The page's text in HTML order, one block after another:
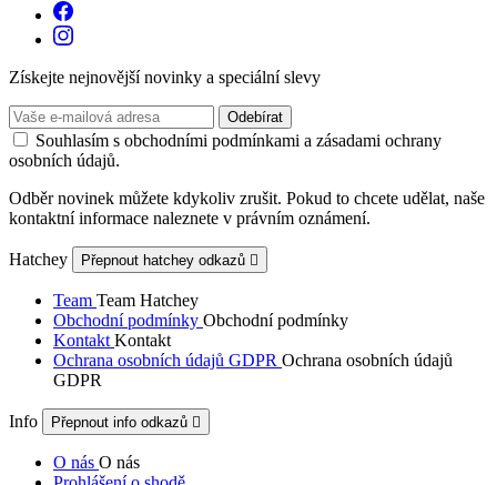
Získejte nejnovější novinky a speciální slevy
Souhlasím s obchodními podmínkami a zásadami ochrany
osobních údajů.
Odběr novinek můžete kdykoliv zrušit. Pokud to chcete udělat, naše
kontaktní informace naleznete v právním oznámení.
Hatchey Přepnout hatchey odkazů 
Team Team Hatchey
Obchodní podmínky Obchodní podmínky
Kontakt Kontakt
Ochrana osobních údajů GDPR Ochrana osobních údajů
GDPR
Info Přepnout info odkazů 
O nás O nás